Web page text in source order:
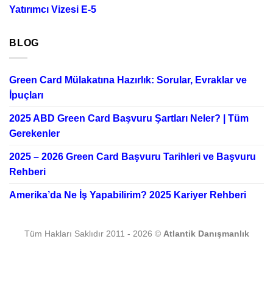
Yatırımcı Vizesi E-5
BLOG
Green Card Mülakatına Hazırlık: Sorular, Evraklar ve
İpuçları
2025 ABD Green Card Başvuru Şartları Neler? | Tüm
Gerekenler
2025 – 2026 Green Card Başvuru Tarihleri ve Başvuru
Rehberi
Amerika’da Ne İş Yapabilirim? 2025 Kariyer Rehberi
Tüm Hakları Saklıdır 2011 - 2026 © Atlantik Danışmanlık